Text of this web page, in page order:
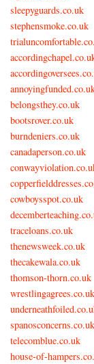
sleepyguards.co.uk
stephensmoke.co.uk
belongsthey.co.uk
bootsrover.co.uk
burndeniers.co.uk
canadaperson.co.uk
cowboysspot.co.uk
traceloans.co.uk
thenewsweek.co.uk
thecakewala.co.uk
thomson-thorn.co.uk
wrestlingagrees.co.uk
spanosconcerns.co.uk
telecomblue.co.uk
house-of-